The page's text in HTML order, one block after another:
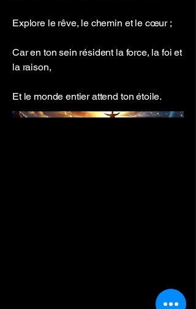
Explore le rêve, le chemin et le cœur ;
Car en ton sein résident la force, la foi et
la raison,
Et le monde entier attend ton étoile.